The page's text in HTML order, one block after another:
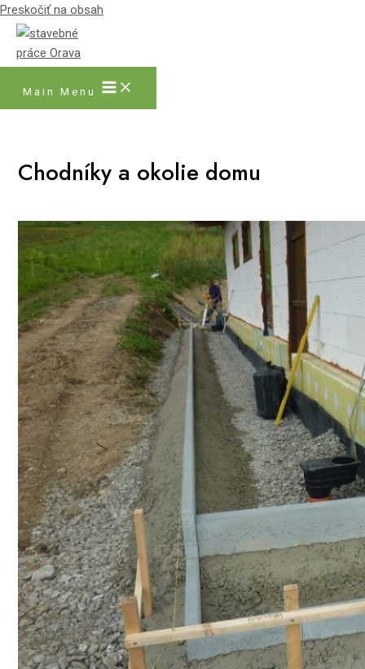
Preskočiť na obsah
Main Menu
Chodníky a okolie domu